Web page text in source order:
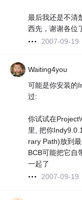
最后我还是不清
西先，谢谢各位
2007-09-19
Waiting4you
可能是你安装的
过:
你试试在
里, 把你
rary Path)放到
BCB可能把它自
一起了
2007-09-19